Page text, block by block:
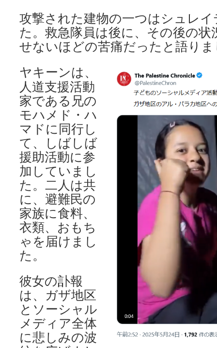
攻撃された建物の一つはシュレ
た。救急隊員は後に、その後の状
せないほどの苦痛だったと語り
ヤキーンは、
人道支援活動
家である兄の
モハメド・ハ
マドに同行し
て、しばしば
援助活動に参
加していまし
た。二人は共
に、避難民の
家族に食料、
衣類、おもち
ゃを届けまし
た。
彼女の訃報
は、ガザ地区
とソーシャル
メディア全体
に悲しみの波